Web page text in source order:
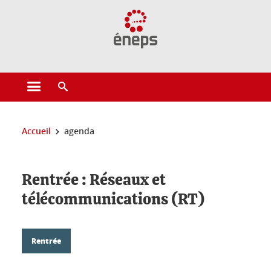
Ouvrir le menu principal
Vous êtes ici :
Accueil agenda
Rentrée : Réseaux et
télécommunications (RT)
Rentrée